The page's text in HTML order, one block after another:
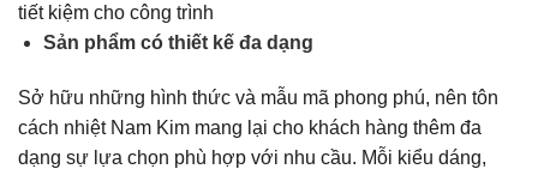
tiết kiệm cho công trình
Sản phẩm có thiết kế đa dạng
Sở hữu những hình thức và mẫu mã phong phú, nên tôn
cách nhiệt Nam Kim mang lại cho khách hàng thêm đa
dạng sự lựa chọn phù hợp với nhu cầu. Mỗi kiểu dáng,